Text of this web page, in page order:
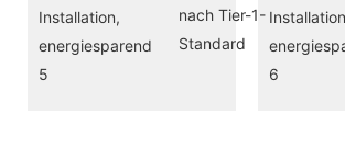
nach Tier-1-
Standard